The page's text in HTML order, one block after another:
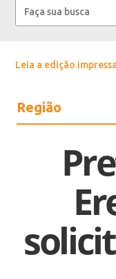
Leia a edição impressa
Região